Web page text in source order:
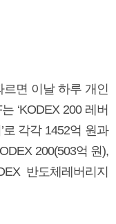
면 이날 하루 개인
‘KODEX 200 레버
로 각각 1452억 원과
200(503억 원),
반도체레버리지